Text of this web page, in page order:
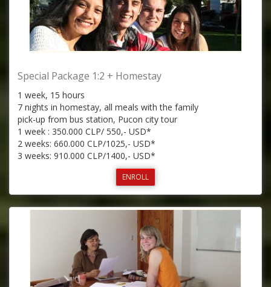
Special Package 1:2 + Homestay
1 week, 15 hours
7 nights in homestay, all meals with the family
pick-up from bus station, Pucon city tour
1 week : 350.000 CLP/ 550,- USD*
2 weeks: 660.000 CLP/1025,- USD*
3 weeks: 910.000 CLP/1400,- USD*
ENROLL